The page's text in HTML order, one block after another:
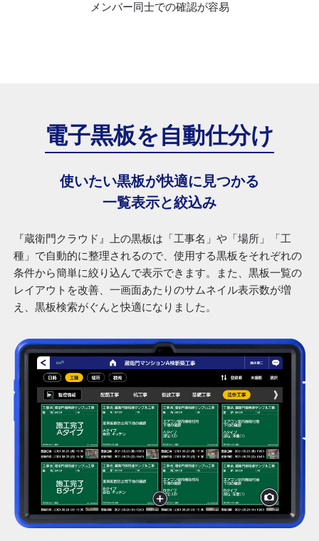
メンバー同士での確認が容易
電子黒板を自動仕分け
使いたい黒板が快適に見つかる
一覧表示と絞込み
『蔵衛門クラウド』上の黒板は「工事名」や「場所」「工
種」で自動的に整理されるので、使用する黒板をそれぞれの
条件から簡単に絞り込んで表示できます。また、黒板一覧の
レイアウトを改善、一画面あたりのサムネイル表示数が増
え、黒板検索がぐんと快適になりました。